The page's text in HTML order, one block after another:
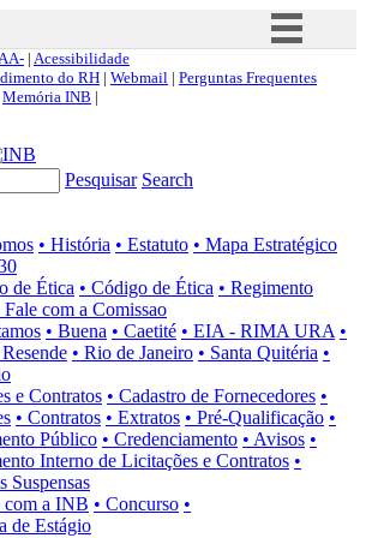
Simplifique!
Acesso à informação
Canais
| Acessibilidade
do RH | Webmail | Perguntas Frequentes
Memória INB |
Pesquisar Search
• História • Estatuto • Mapa Estratégico
de Ética • Código de Ética • Regimento
Fale com a Comissao
• Buena • Caetité • EIA - RIMA URA •
Resende • Rio de Janeiro • Santa Quitéria •
e Contratos • Cadastro de Fornecedores •
• Contratos • Extratos • Pré-Qualificação •
Público • Credenciamento • Avisos •
Interno de Licitações e Contratos •
Suspensas
com a INB • Concurso •
de Estágio